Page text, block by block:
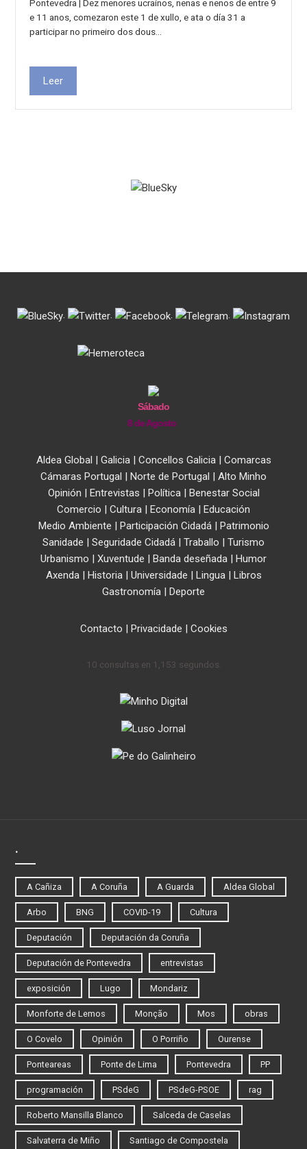
Pontevedra | Dez menores ucraínos, nenas e nenos de entre 9
e 11 anos, comezaron este 1 de xullo, e ata o día 31 a
participar no primeiro dos dous…
Leer
. . . .
Sábado
8 de Agosto
Aldea Global | Galicia | Concellos Galicia | Comarcas
Cámaras Portugal | Norte de Portugal | Alto Minho
Opinión | Entrevistas | Política | Benestar Social
Comercio | Cultura | Economía | Educación
Medio Ambiente | Participación Cidadá | Patrimonio
Sanidade | Seguridade Cidadá | Traballo | Turismo
Urbanismo | Xuventude | Banda deseñada | Humor
Axenda | Historia | Universidade | Lingua | Libros
Gastronomía | Deporte
Contacto | Privacidade | Cookies
10 consultas en 1,153 segundos.
.
A Cañiza A Coruña A Guarda Aldea Global
Arbo BNG COVID-19 Cultura
Deputación Deputación da Coruña
Deputación de Pontevedra entrevistas
exposición Lugo Mondariz
Monforte de Lemos Monção Mos obras
O Covelo Opinión O Porriño Ourense
Ponteareas Ponte de Lima Pontevedra PP
programación PSdeG PSdeG-PSOE rag
Roberto Mansilla Blanco Salceda de Caselas
Salvaterra de Miño Santiago de Compostela